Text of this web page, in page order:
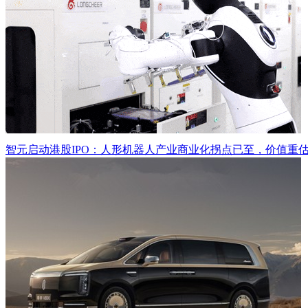
智元启动港股IPO：人形机器人产业商业化拐点已至，价值重